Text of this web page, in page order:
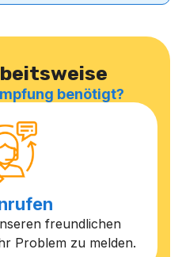
benötigt?
freundlichen
Problem zu melden.